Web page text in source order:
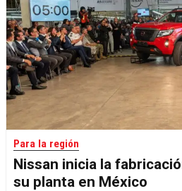
Para la región
Nissan inicia la
su planta en México